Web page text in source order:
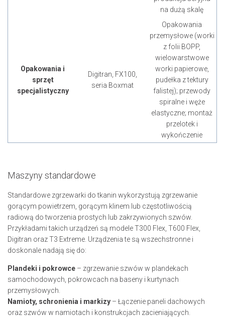
na dużą skalę
Opakowania i
sprzęt
specjalistyczny
Digitran, FX100,
seria Boxmat
Opakowania
przemysłowe (worki
z folii BOPP,
wielowarstwowe
worki papierowe,
pudełka z tektury
falistej); przewody
spiralne i węże
elastyczne; montaż
przelotek i
wykończenie
Maszyny standardowe
Standardowe zgrzewarki do tkanin wykorzystują zgrzewanie
gorącym powietrzem, gorącym klinem lub częstotliwością
radiową do tworzenia prostych lub zakrzywionych szwów.
Przykładami takich urządzeń są modele T300 Flex, T600 Flex,
Digitran oraz T3 Extreme. Urządzenia te są wszechstronne i
doskonale nadają się do:
Plandeki i pokrowce – zgrzewanie szwów w plandekach
samochodowych, pokrowcach na baseny i kurtynach
przemysłowych.
Namioty, schronienia i markizy – Łączenie paneli dachowych
oraz szwów w namiotach i konstrukcjach zacieniających.